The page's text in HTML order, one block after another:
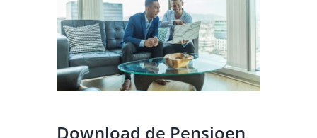
Download de Pensioen